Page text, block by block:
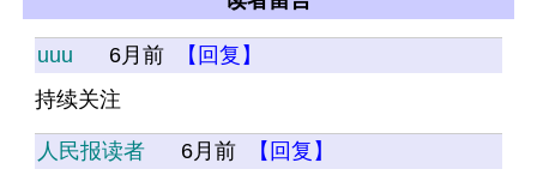
uuu 6月前
【回复】
持续关注
人民报读者 6月前
【回复】